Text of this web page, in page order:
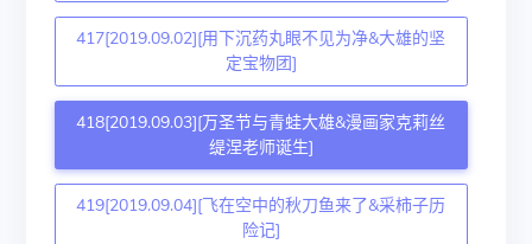
417[2019.09.02][用下沉药丸眼不见为净&大雄的坚
定宝物团]
418[2019.09.03][万圣节与青蛙大雄&漫画家克莉丝
缇涅老师诞生]
419[2019.09.04][飞在空中的秋刀鱼来了&采柿子历
险记]